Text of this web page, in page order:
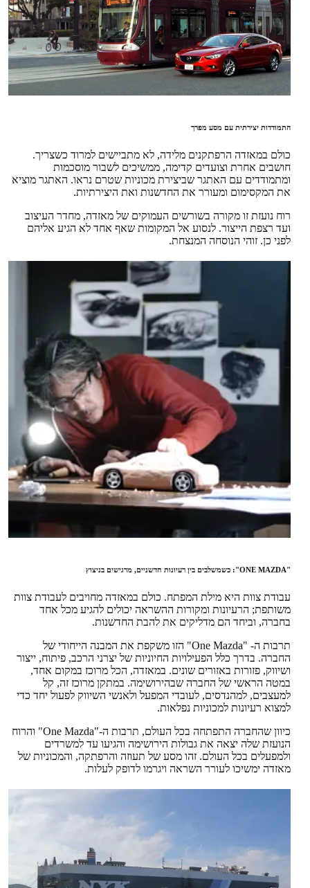
התמודדות יצירתית עם מסע מפרך
כולם במאזדה הרפתקנים מלידה, לא מתביישים למרוד כשצריך.
חושבים אחרת וצועדים קדימה, ממשיכים לשבור מוסכמות
ומתמודדים עם האתגר שביצירת מכוניות שטרם נראו. האתגר מוציא
את המקסימום ומעורר את החדשנות ואת היצירתיות.
רוח נועזת זו מקורה בשורשים העמוקים של מאזדה, מחדר העיצוב
ועד רצפת הייצור. לנסוע אל המקומות שאף אחד לא הגיע אליהם
לפני כן. זוהי הנוסחה המנצחת.
עבודת צוות היא מילת המפתח. כולם במאזדה מחויבים לעבודת צוות
משותפת; הרעיונות ומקורות ההשראה יכולים להגיע מכל אחד
בחברה, וביחד הם מדליקים את להבת החדשנות.
תרבות ה- "One Mazda" הזו משקפת את המבנה הייחודי של
החברה. בדרך כלל הפעילויות החיוניות של יצרני הרכב, פיתוח, ייצור
ושיווק, פזורות באזורים שונים. במאזדה, הכל מרוכז במקום אחד,
במטה הראשי של החברה שבהירושימה. במתקן מרוכז זה, קל
למעצבים, למהנדסים, לעובדי המפעל ולאנשי השיווק לפעול יחד כדי
למצוא רעיונות למכוניות נפלאות.
כיוון שהחברה התפתחה בכל העולם, תרבות ה-"One Mazda" והרוח
הנועזת שלה יצאה את גבולות הירושימה והגיעו עד למשרדים
ולמפעלים בכל העולם. זהו מסע של תעוזה והרפתקה, והמכוניות של
מאזדה ימשיכו לעורר השראה ויגרמו לדופק לעלות.